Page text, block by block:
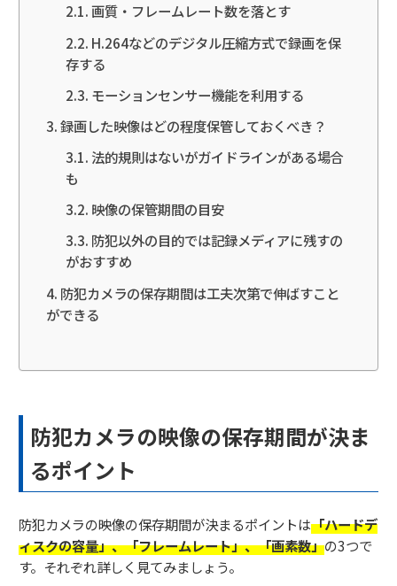
画質・フレームレート数を落とす
H.264などのデジタル圧縮方式で録画を保
存する
モーションセンサー機能を利用する
録画した映像はどの程度保管しておくべき？
法的規則はないがガイドラインがある場合
も
映像の保管期間の目安
防犯以外の目的では記録メディアに残すの
がおすすめ
防犯カメラの保存期間は工夫次第で伸ばすこと
ができる
防犯カメラの映像の保存期間が決ま
るポイント
防犯カメラの映像の保存期間が決まるポイントは「ハードデ
ィスクの容量」、「フレームレート」、「画素数」の3つで
す。それぞれ詳しく見てみましょう。